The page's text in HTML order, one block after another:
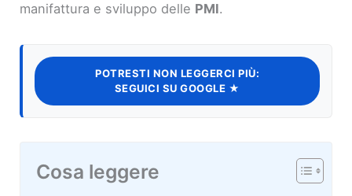
manifattura e sviluppo delle PMI.
POTRESTI NON LEGGERCI PIÙ:
SEGUICI SU GOOGLE ★
Cosa leggere